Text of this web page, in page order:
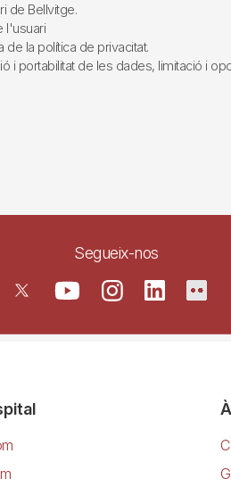
de Bellvitge.
l'usuari
la política de privacitat.
i portabilitat de les dades, limitació i
Segueix-nos